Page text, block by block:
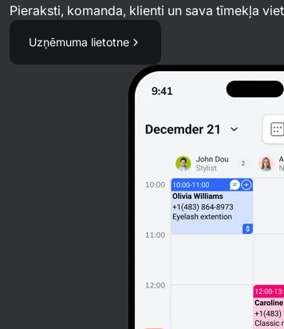
Pieraksti, komanda, klienti un sava tīmekļa
Uzņēmuma lietotne